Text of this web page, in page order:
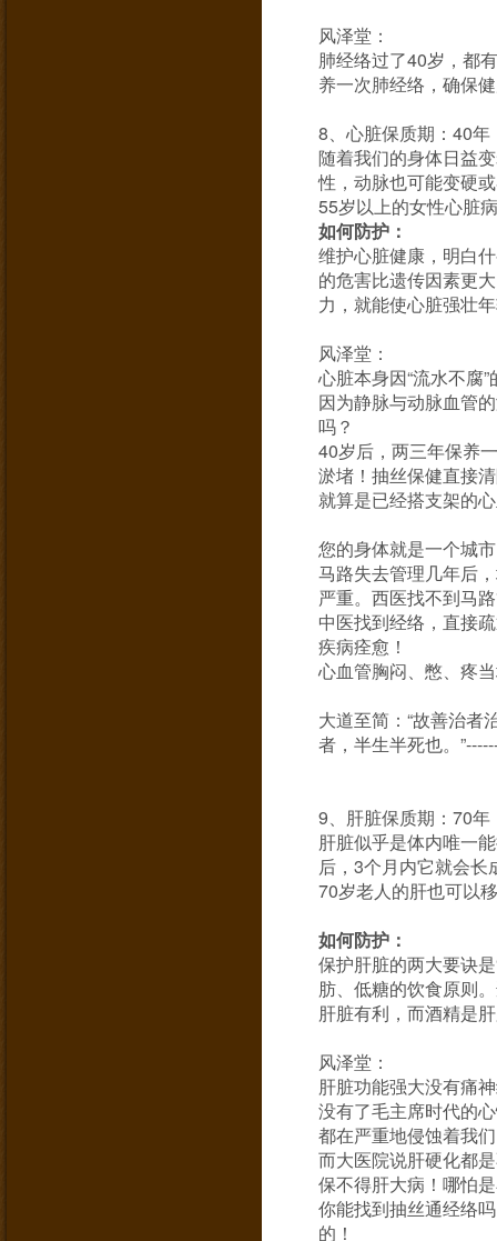
风泽堂：
肺经络过了40岁，都
养一次肺经络，确保
8、心脏保质期：40年
随着我们的身体日益
性，动脉也可能变硬
55岁以上的女性心
如何防护：
维护心脏健康，明白
的危害比遗传因素更
力，就能使心脏强壮
风泽堂：
心脏本身因“流水不腐
因为静脉与动脉血管
吗？
40岁后，两三年保养
淤堵！抽丝保健直接
就算是已经搭支架的
您的身体就是一个城
马路失去管理几年后
严重。西医找不到马
中医找到经络，直接
疾病痊愈！
心血管胸闷、憋、疼
大道至简：“故善治者
者，半生半死也。
9、肝脏保质期：70年
肝脏似乎是体内唯一
后，3个月内它就会
70岁老人的肝也可以
如何防护：
保护肝脏的两大要诀
肪、低糖的饮食原则
肝脏有利，而酒精是
风泽堂：
肝脏功能强大没有痛
没有了毛主席时代的
都在严重地侵蚀着我
而大医院说肝硬化都
保不得肝大病！哪怕
你能找到抽丝通经络
的！